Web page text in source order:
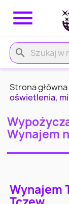

search
Strona główna
oświetlenia,
Wynajem
Wynajem